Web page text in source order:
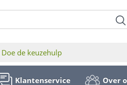
Doe de keuzehulp
Klantenservice Over